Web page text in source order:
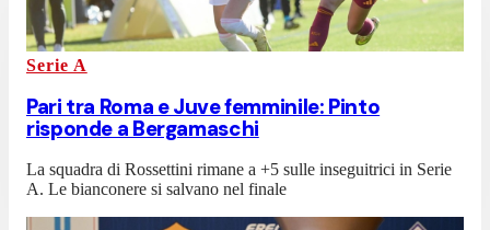
Serie A
Pari tra Roma e Juve femminile: Pinto
risponde a Bergamaschi
La squadra di Rossettini rimane a +5 sulle inseguitrici in Serie
A. Le bianconere si salvano nel finale